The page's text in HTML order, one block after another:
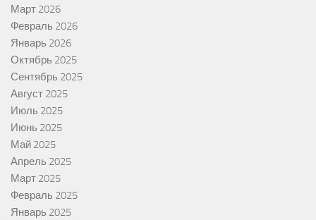
Март 2026
Февраль 2026
Январь 2026
Октябрь 2025
Сентябрь 2025
Август 2025
Июль 2025
Июнь 2025
Май 2025
Апрель 2025
Март 2025
Февраль 2025
Январь 2025